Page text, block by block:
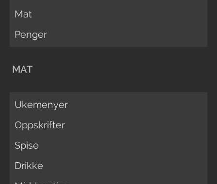
Mat
Penger
MAT
Ukemenyer
Oppskrifter
Spise
Drikke